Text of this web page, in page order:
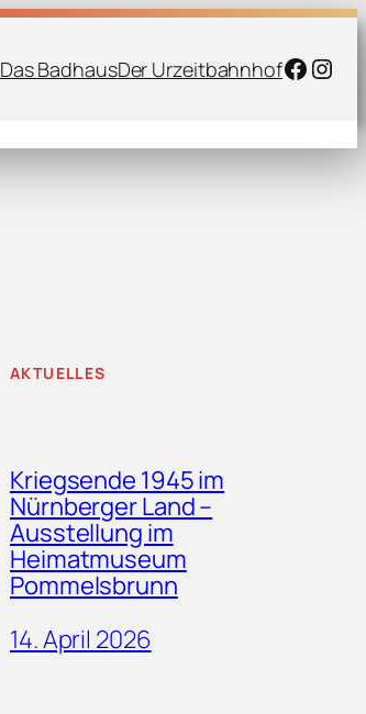
Das BadhausDer Urzeitbahnhof
AKTUELLES
Kriegsende 1945 im
Nürnberger Land –
Ausstellung im
Heimatmuseum
Pommelsbrunn
14. April 2026